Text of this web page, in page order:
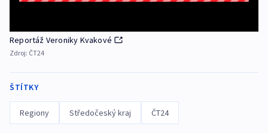
Reportáž Veroniky Kvakové
Zdroj: ČT24
ŠTÍTKY
Regiony Středočeský kraj ČT24